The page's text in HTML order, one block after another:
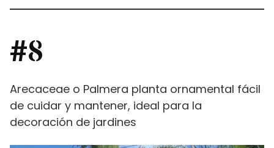
#8
Arecaceae o Palmera planta ornamental fácil
de cuidar y mantener, ideal para la
decoración de jardines